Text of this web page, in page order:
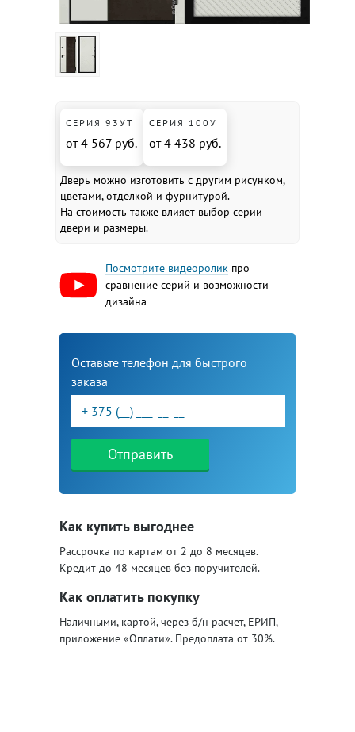
СЕРИЯ 93УТ
от 4 567 руб.
СЕРИЯ 100У
от 4 438 руб.
Дверь можно изготовить с другим рисунком,
цветами, отделкой и фурнитурой.
На стоимость также влияет выбор серии
двери и размеры.
Посмотрите видеоролик про
сравнение серий и возможности
дизайна
Оставьте телефон для быстрого
заказа
Отправить
Как купить выгоднее
Рассрочка по картам от 2 до 8 месяцев.
Кредит до 48 месяцев без поручителей.
Как оплатить покупку
Наличными, картой, через б/н расчёт, ЕРИП,
приложение «Оплати». Предоплата от 30%.